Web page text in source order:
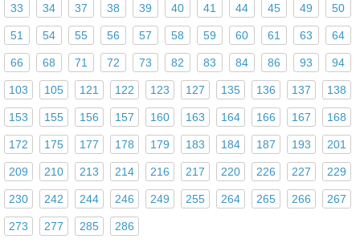
33 34 37 38 39 40 41 44 45 49 50
51 54 55 56 57 58 59 60 61 63 64
66 68 71 72 73 82 83 84 86 93 94
103 105 121 122 123 127 135 136 137 138
153 155 156 157 160 163 164 166 167 168
172 175 177 178 179 183 184 187 193 201
209 210 213 214 216 217 220 226 227 229
230 242 244 246 249 255 264 265 266 267
273 277 285 286